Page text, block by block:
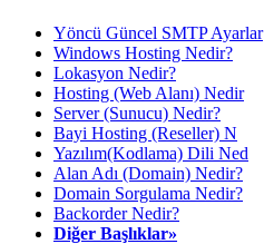
Yöncü Güncel SMTP Ayarlar
Windows Hosting Nedir?
Lokasyon Nedir?
Hosting (Web Alanı) Nedir
Server (Sunucu) Nedir?
Bayi Hosting (Reseller) N
Yazılım(Kodlama) Dili Ned
Alan Adı (Domain) Nedir?
Domain Sorgulama Nedir?
Backorder Nedir?
Diğer Başlıklar»